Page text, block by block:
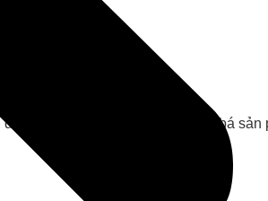
bài, gửi tin nhắn đến quảng bá